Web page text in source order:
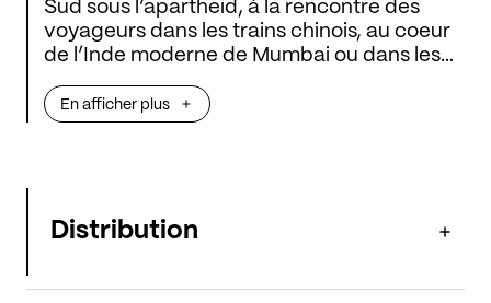
Sud sous l’apartheid, à la rencontre des
voyageurs dans les trains chinois, au coeur
de l’Inde moderne de Mumbai ou dans les
Une fresque vivante, vibrante, créée par
des artistes partageant la même
En afficher plus
Distribution